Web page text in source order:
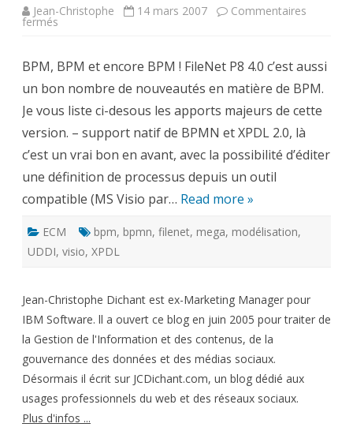
Jean-Christophe 14 mars 2007 Commentaires
fermés
4.0
en
direct
depuis
l’Allemagne
(3)
BPM, BPM et encore BPM ! FileNet P8 4.0 c’est aussi
un bon nombre de nouveautés en matière de BPM.
Je vous liste ci-desous les apports majeurs de cette
version. – support natif de BPMN et XPDL 2.0, là
c’est un vrai bon en avant, avec la possibilité d’éditer
une définition de processus depuis un outil
compatible (MS Visio par… Read more »
ECM bpm, bpmn, filenet, mega, modélisation,
UDDI, visio, XPDL
Jean-Christophe Dichant est ex-Marketing Manager pour
IBM Software. ll a ouvert ce blog en juin 2005 pour traiter de
la Gestion de l'Information et des contenus, de la
gouvernance des données et des médias sociaux.
Désormais il écrit sur JCDichant.com, un blog dédié aux
usages professionnels du web et des réseaux sociaux.
Plus d'infos ...